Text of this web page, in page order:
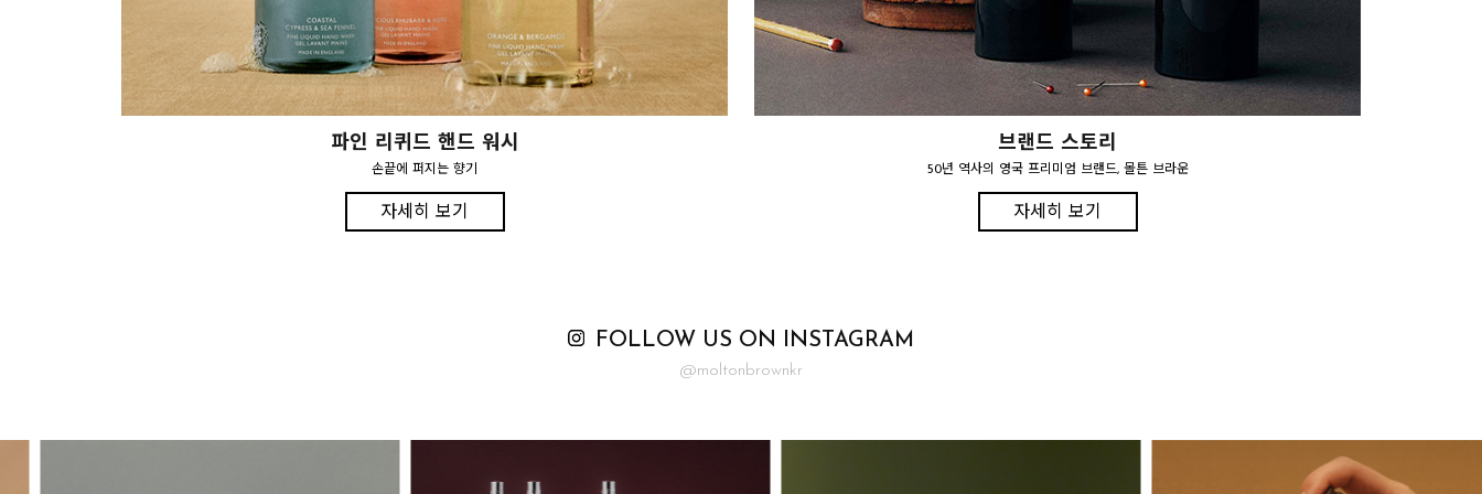
파인 리퀴드 핸드 워시
손끝에 퍼지는 향기
자세히 보기
브랜드 스토리
50년 역사의 영국 프리미엄 브랜드, 몰튼 브라운
자세히 보기
FOLLOW US ON INSTAGRAM
@moltonbrownkr